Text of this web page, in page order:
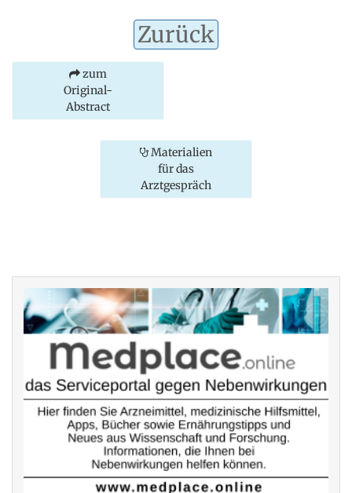
Zurück
zum
Original-
Abstract
Materialien
für das
Arztgespräch